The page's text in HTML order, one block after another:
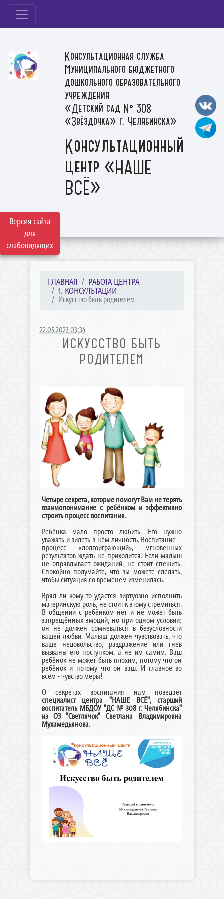
Версия сайта
для
слабовидящих
Консультационная служба
Муниципального бюджетного
дошкольного образовательного
учреждения
«Детский сад № 308
«Звёздочка» г. Челябинска»
Консультационный
центр «НАШЕ
ВСЁ»
ГЛАВНАЯ
РАБОТА ЦЕНТРА
1. КОНСУЛЬТАЦИИ
Искусство быть родителем
22.05.2023 03:34
ИСКУССТВО БЫТЬ
РОДИТЕЛЕМ
Четыре секрета, которые помогут Вам не терять
взаимопонимание с ребёнком и эффективно
строить процесс воспитания.
Ребёнка мало просто любить. Его нужно
уважать и видеть в нём личность. Воспитание –
процесс «долгоиграющий», мгновенных
результатов ждать не приходится. Если малыш
не оправдывает ожиданий, не стоит спешить.
Спокойно подумайте, что вы можете сделать,
чтобы ситуация со временем изменилась.
Вряд ли кому-то удастся виртуозно исполнить
материнскую роль, не стоит к этому стремиться.
В общении с ребёнком нет и не может быть
запрещённых эмоций, но при одном условии:
он не должен сомневаться в безусловности
вашей любви. Малыш должен чувствовать, что
ваше недовольство, раздражение или гнев
вызваны его поступком, а не им самим. Ваш
ребёнок не может быть плохим, потому что он
ребёнок и потому что он ваш. И главное во
всем - чувство меры!
О секретах воспитания нам поведает
специалист центра "НАШЕ ВСЁ", старший
воспитатель МБДОУ "ДС № 308 г. Челябинска"
из ОЗ "Светлячок" Светлана Владимировна
Мухамедьянова.